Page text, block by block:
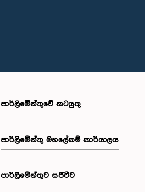
පාර්ලිමේන්තුවේ කටයුතු
පාර්ලිමේන්තු මහලේකම් කාර්යාලය
පාර්ලිමේන්තුව සජීවීව